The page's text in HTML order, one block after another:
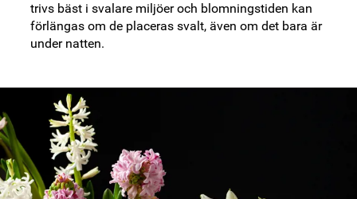
trivs bäst i svalare miljöer och blomningstiden kan
förlängas om de placeras svalt, även om det bara är
under natten.